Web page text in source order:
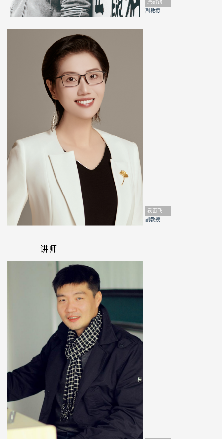
唐绍钧
副教授
袁宙飞
副教授
讲师